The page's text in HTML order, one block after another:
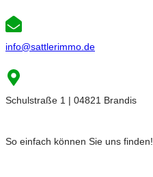
info@sattlerimmo.de
Schulstraße 1 | 04821 Brandis
So einfach können Sie uns finden!